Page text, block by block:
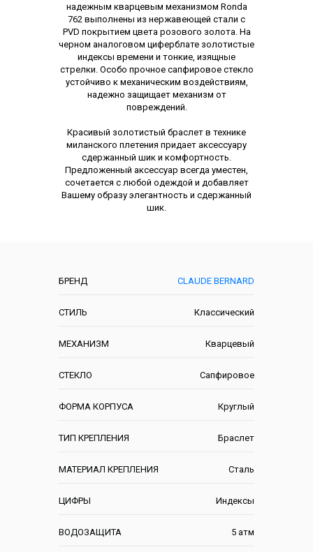
БРЕНД CLAUDE BERNARD
СТИЛЬ Классический
МЕХАНИЗМ Кварцевый
СТЕКЛО Сапфировое
ФОРМА КОРПУСА Круглый
ТИП КРЕПЛЕНИЯ Браслет
МАТЕРИАЛ КРЕПЛЕНИЯ Сталь
ЦИФРЫ Индексы
ВОДОЗАЩИТА 5 атм
надежным кварцевым механизмом Ronda
762 выполнены из нержавеющей стали с
PVD покрытием цвета розового золота. На
черном аналоговом циферблате золотистые
индексы времени и тонкие, изящные
стрелки. Особо прочное сапфировое стекло
устойчиво к механическим воздействиям,
надежно защищает механизм от
повреждений.
Красивый золотистый браслет в технике
миланского плетения придает аксессуару
сдержанный шик и комфортность.
Предложенный аксессуар всегда уместен,
сочетается с любой одеждой и добавляет
Вашему образу элегантность и сдержанный
шик.